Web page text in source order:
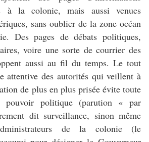
à la colonie, mais aussi venues
sans oublier de la zone océan
Des pages de débats politiques,
voire une sorte de courrier des
aussi au fil du temps. Le tout
attentive des autorités qui veillent à
de plus en plus prisée évite toute
pouvoir politique (parution « par
dit surveillance, sinon même
de la colonie (le